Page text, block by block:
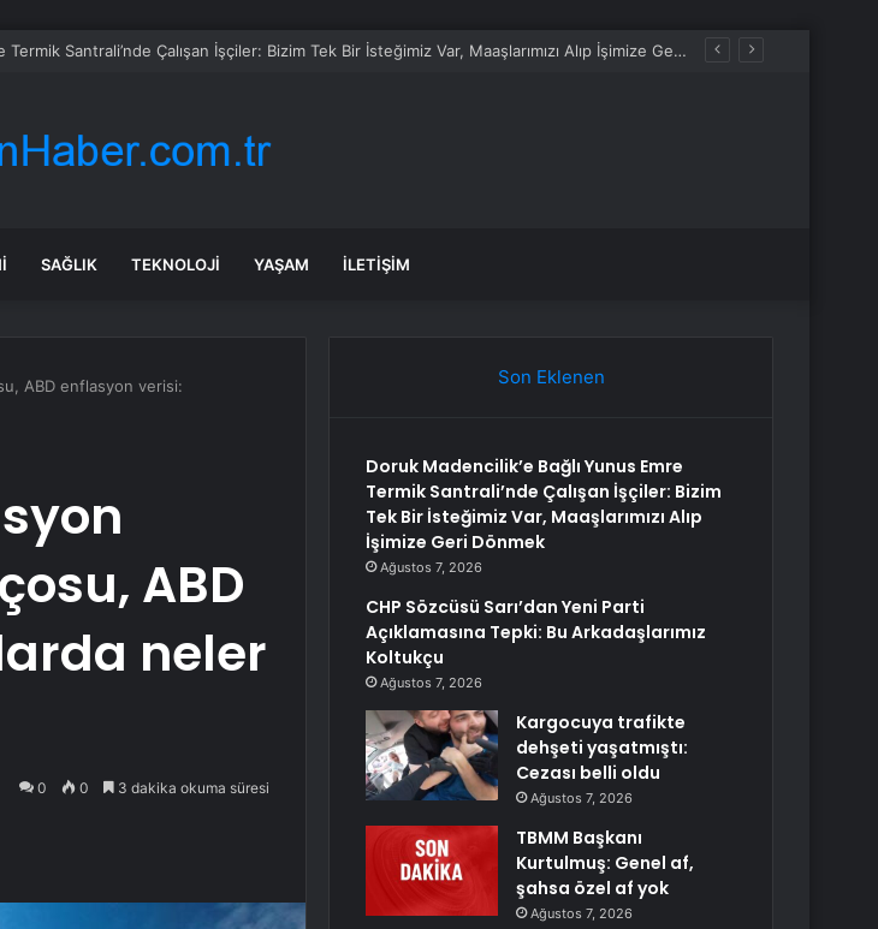
Doruk Madencilik’e Bağlı Yunus Emre Termik Santrali’nde Çalışan İşçiler: Bizim Tek Bir İsteğimiz Var, Maaşlarımızı Alıp İşimize Geri Dönmek
SAĞLIK TEKNOLOJI YAŞAM İLETIŞIM
ABD enflasyon verisi:
ABD
neler
0 0 3 dakika okuma süresi
Son Eklenen
Doruk Madencilik’e Bağlı Yunus Emre
Termik Santrali’nde Çalışan İşçiler: Bizim
Tek Bir İsteğimiz Var, Maaşlarımızı Alıp
İşimize Geri Dönmek
Ağustos 7, 2026
CHP Sözcüsü Sarı’dan Yeni Parti
Açıklamasına Tepki: Bu Arkadaşlarımız
Koltukçu
Ağustos 7, 2026
Kargocuya trafikte
dehşeti yaşatmıştı:
Cezası belli oldu
Ağustos 7, 2026
TBMM Başkanı
Kurtulmuş: Genel af,
şahsa özel af yok
Ağustos 7, 2026